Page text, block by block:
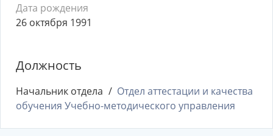
Дата рождения
26 октября 1991
Должность
Начальник отдела
Отдел аттестации и качества
обучения Учебно-методического управления